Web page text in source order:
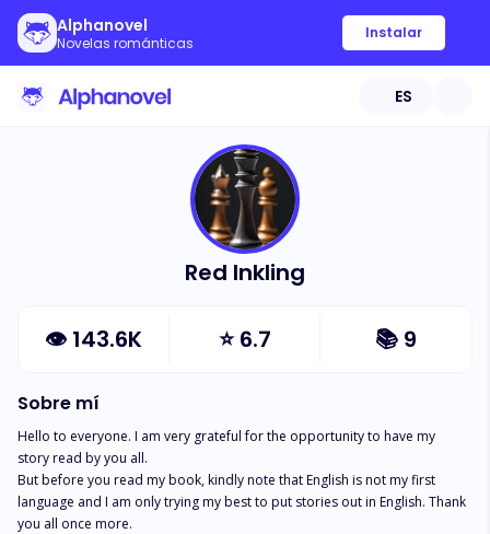
Alphanovel
Novelas románticas
Instalar
ES
Red Inkling
👁 143.6K ⭐6.7 📚 9
Sobre mí
Hello to everyone. I am very grateful for the opportunity to have my
story read by you all.
But before you read my book, kindly note that English is not my first
language and I am only trying my best to put stories out in English. Thank
you all once more.